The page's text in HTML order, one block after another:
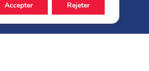
Accepter Rejeter